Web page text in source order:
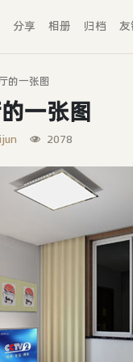
分享 相册 归档
的一张图
一张图
2078